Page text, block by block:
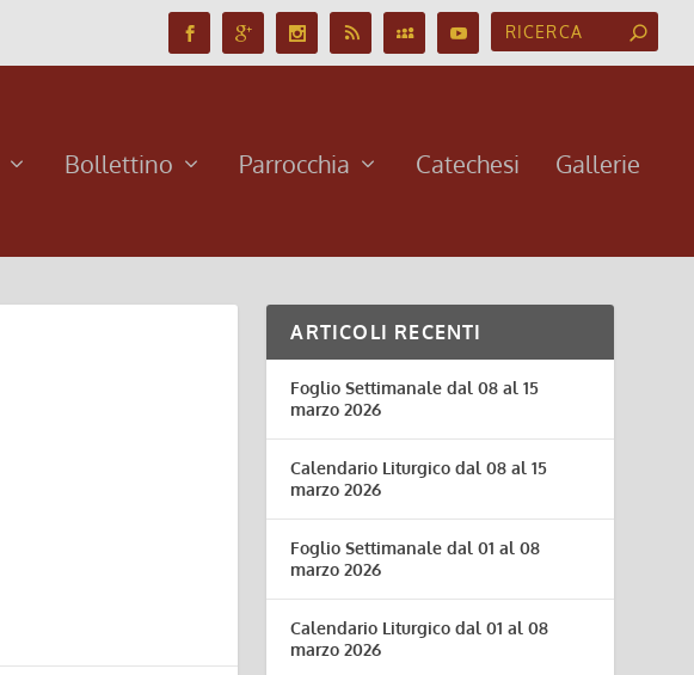
Bollettino Parrocchia Catechesi Gallerie
ARTICOLI RECENTI
Foglio Settimanale dal 08 al 15
marzo 2026
Calendario Liturgico dal 08 al 15
marzo 2026
Foglio Settimanale dal 01 al 08
marzo 2026
Calendario Liturgico dal 01 al 08
marzo 2026